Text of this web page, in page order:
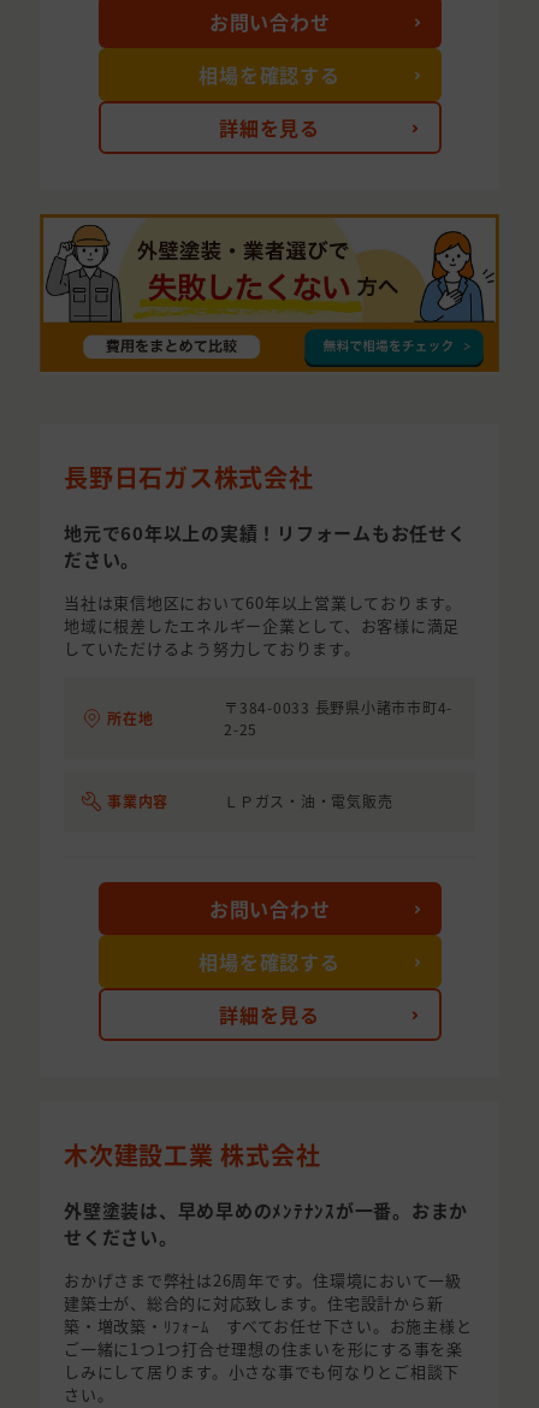
詳細を見る
お問い合わせ
相場を確認する
長野日石ガス株式会社
地元で60年以上の実績！リフォームもお任せく
ださい。
当社は東信地区において60年以上営業しております。
地域に根差したエネルギー企業として、お客様に満足
していただけるよう努力しております。
所在地
〒384-0033 長野県小諸市市町4-
2-25
事業内容 ＬＰガス・油・電気販売
詳細を見る
お問い合わせ
相場を確認する
木次建設工業 株式会社
外壁塗装は、早め早めのﾒﾝﾃﾅﾝｽが一番。おまか
せください。
おかげさまで弊社は26周年です。住環境において一級
建築士が、総合的に対応致します。住宅設計から新
築・増改築・ﾘﾌｫｰﾑ すべてお任せ下さい。お施主様と
ご一緒に1つ1つ打合せ理想の住まいを形にする事を楽
しみにして居ります。小さな事でも何なりとご相談下
さい。